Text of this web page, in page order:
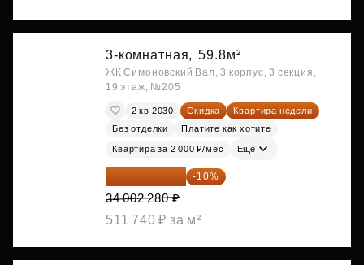
3-комнатная, 59.8м²
ЖК Симоновский Вал, 3 корпус, 3 секция,
19 этаж, №205
2 кв 2030 Скидка
Квартира недели
Без отделки
Платите как хотите
Квартира за 2 000 ₽/мес Ещё
30 602 052 ₽ -10%
34 002 280 ₽
511 740 ₽ за м²